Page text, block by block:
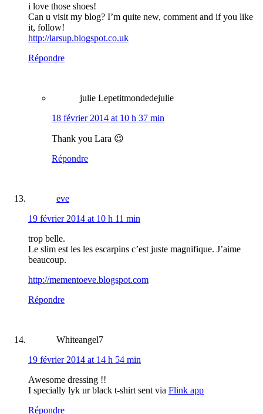
i love those shoes!
Can u visit my blog? I’m quite new, comment and if you like
it, follow!
http://larsup.blogspot.co.uk
Répondre
julie Lepetitmondedejulie
18 février 2014 at 10 h 37 min
Thank you Lara 😉
Répondre
eve
19 février 2014 at 10 h 11 min
trop belle.
Le slim est les les escarpins c’est juste magnifique. J’aime
beaucoup.
http://mementoeve.blogspot.com
Répondre
Whiteangel7
19 février 2014 at 14 h 54 min
Awesome dressing !!
I specially lyk ur black t-shirt sent via Flink app
Répondre